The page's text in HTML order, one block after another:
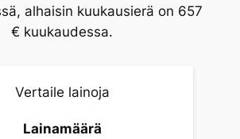
alhaisin kuukausierä on 657
€ kuukaudessa.
Vertaile lainoja
Lainamäärä